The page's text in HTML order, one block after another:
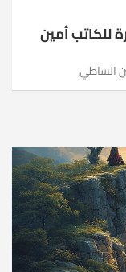
للكاتب أمين
الساطي